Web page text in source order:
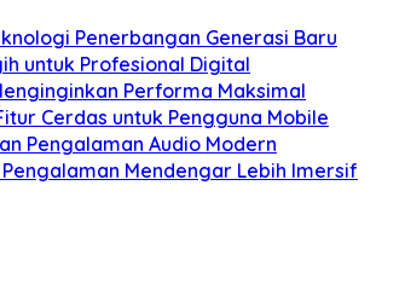
Penerbangan Generasi Baru
untuk Profesional Digital
Performa Maksimal
Cerdas untuk Pengguna Mobile
Pengalaman Audio Modern
Mendengar Lebih Imersif